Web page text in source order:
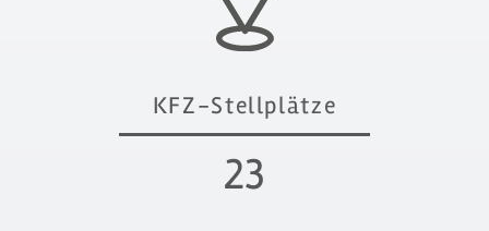
KFZ-Stellplätze
24